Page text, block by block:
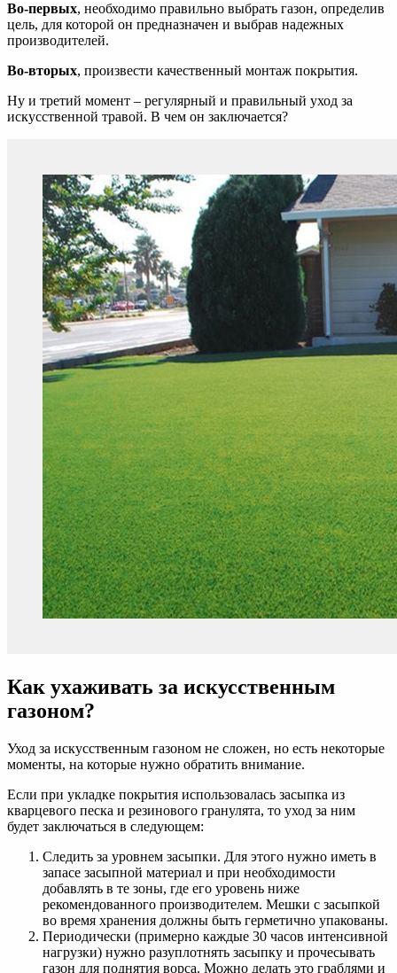
Во-первых, необходимо правильно выбрать газон, определив
цель, для которой он предназначен и выбрав надежных
производителей.
Во-вторых, произвести качественный монтаж покрытия.
Ну и третий момент – регулярный и правильный уход за
искусственной травой. В чем он заключается?
Как ухаживать за искусственным
газоном?
Уход за искусственным газоном не сложен, но есть некоторые
моменты, на которые нужно обратить внимание.
Если при укладке покрытия использовалась засыпка из
кварцевого песка и резинового гранулята, то уход за ним
будет заключаться в следующем:
Следить за уровнем засыпки. Для этого нужно иметь в
запасе засыпной материал и при необходимости
добавлять в те зоны, где его уровень ниже
рекомендованного производителем. Мешки с засыпкой
во время хранения должны быть герметично упакованы.
Периодически (примерно каждые 30 часов интенсивной
нагрузки) нужно разуплотнять засыпку и прочесывать
газон для поднятия ворса. Можно делать это граблями и